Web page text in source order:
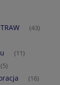
(43)
(11)
(5)
(16)